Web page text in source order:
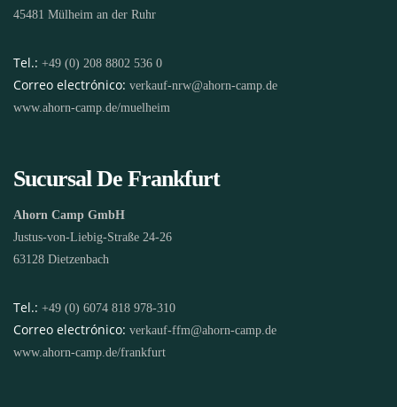
45481 Mülheim an der Ruhr
Tel.: +49 (0) 208 8802 536 0
Correo electrónico: verkauf-nrw@ahorn-camp.de
www.ahorn-camp.de/muelheim
Sucursal De Frankfurt
Ahorn Camp GmbH
Justus-von-Liebig-Straße 24-26
63128 Dietzenbach
Tel.: +49 (0) 6074 818 978-310
Correo electrónico: verkauf-ffm@ahorn-camp.de
www.ahorn-camp.de/frankfurt